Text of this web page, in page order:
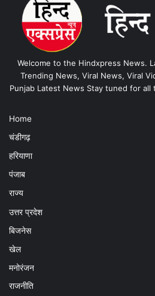
Welcome to the Hindxpress News.
Trending News, Viral News, Viral
Punjab Latest News Stay tuned for
Home
चंडीगढ़
हरियाणा
पंजाब
राज्य
उत्तर प्रदेश
बिजनेस
खेल
मनोरंजन
राजनीति